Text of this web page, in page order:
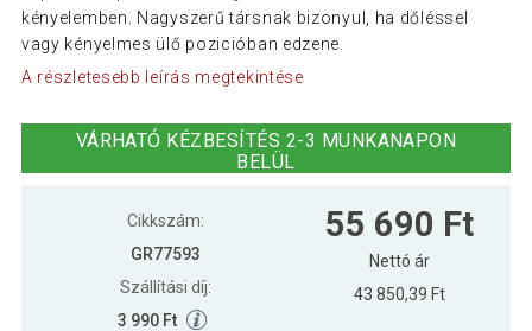
kényelemben. Nagyszerű társnak bizonyul, ha dőléssel
vagy kényelmes ülő pozicióban edzene.
A részletesebb leírás megtekintése
VÁRHATÓ KÉZBESÍTÉS 2-3 MUNKANAPON
BELÜL
Cikkszám:
GR77593
Szállítási díj:
3 990 Ft
55 690 Ft
Nettó ár
43 850,39 Ft